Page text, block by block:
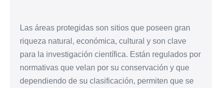
Las áreas protegidas son sitios que poseen gran
riqueza natural, económica, cultural y son clave
para la investigación científica. Están regulados por
normativas que velan por su conservación y que
dependiendo de su clasificación, permiten que se